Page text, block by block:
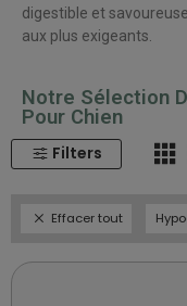
digestible et
aux plus exigeants.
Notre Sélection
Pour Chien
Filters
Effacer tout